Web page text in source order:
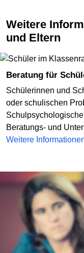
Weitere Informationen für Schüler/-innen
und Eltern
Beratung für
Schülerinnen und
oder schulischen
Beratungs- und
Weitere